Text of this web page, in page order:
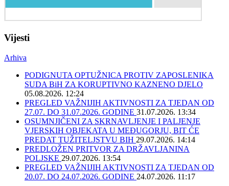
Vijesti
Arhiva
PODIGNUTA OPTUŽNICA PROTIV ZAPOSLENIKA
SUDA BiH ZA KORUPTIVNO KAZNENO DJELO
05.08.2026. 12:24
PREGLED VAŽNIJIH AKTIVNOSTI ZA TJEDAN OD
27.07. DO 31.07.2026. GODINE 31.07.2026. 13:34
OSUMNJIČENI ZA SKRNAVLJENJE I PALJENJE
VJERSKIH OBJEKATA U MEĐUGORJU, BIT ĆE
PREDAT TUŽITELJSTVU BIH 29.07.2026. 14:14
PREDLOŽEN PRITVOR ZA DRŽAVLJANINA
POLJSKE 29.07.2026. 13:54
PREGLED VAŽNIJIH AKTIVNOSTI ZA TJEDAN OD
20.07. DO 24.07.2026. GODINE 24.07.2026. 11:17